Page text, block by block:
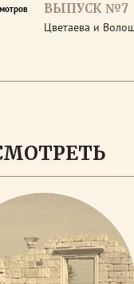
ВЫПУСК №7
Цветаева и